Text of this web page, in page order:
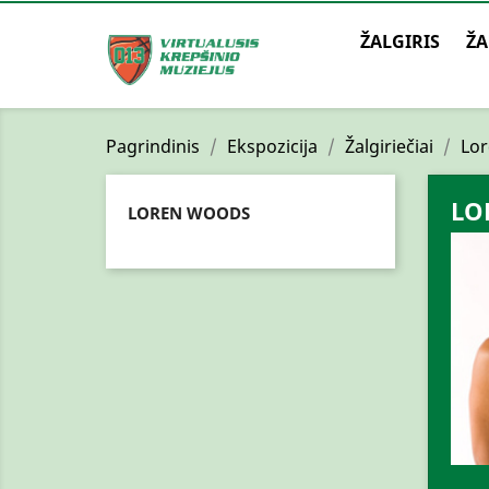
ŽALGIRIS
Pagrindinis Ekspozicija Žalgiriečiai
LOREN WOODS